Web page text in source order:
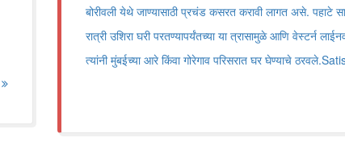
बोरीवली येथे जाण्यासाठी प्रचंड कसरत करावी लागत असे. पहाटे
रात्री उशिरा घरी परतण्यापर्यंतच्या या त्रासामुळे आणि वेस्टर्न
त्यांनी मुंबईच्या आरे किंवा गोरेगाव परिसरात घर घेण्याचे